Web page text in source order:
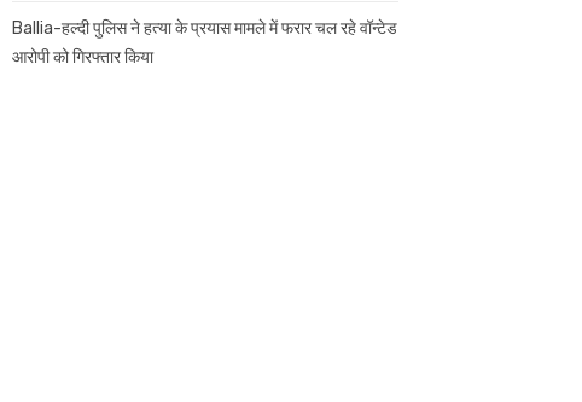
Ballia-हल्दी पुलिस ने हत्या के प्रयास मामले में फरार चल रहे वॉन्टेड
आरोपी को गिरफ्तार किया